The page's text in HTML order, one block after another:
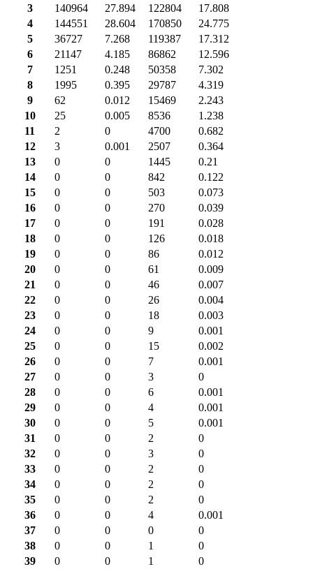
3
140964 27.894 122804
17.808
4
144551 28.604 170850
24.775
5
36727 7.268 119387
17.312
6
21147 4.185 86862
12.596
7
1251 0.248 50358
7.302
8
1995 0.395 29787
4.319
9
62 0.012 15469
2.243
10
25 0.005 8536
1.238
11
2 0 4700
0.682
12
3 0.001 2507
0.364
13
0 0 1445
0.21
14
0 0 842
0.122
15
0 0 503
0.073
16
0 0 270
0.039
17
0 0 191
0.028
18
0 0 126
0.018
19
0 0 86
0.012
20
0 0 61
0.009
21
0 0 46
0.007
22
0 0 26
0.004
23
0 0 18
0.003
24
0 0 9
0.001
25
0 0 15
0.002
26
0 0 7
0.001
27
0 0 3
0
28
0 0 6
0.001
29
0 0 4
0.001
30
0 0 5
0.001
31
0 0 2
0
32
0 0 3
0
33
0 0 2
0
34
0 0 2
0
35
0 0 2
0
36
0 0 4
0.001
37
0 0 0
0
38
0 0 1
0
39
0 0 1
0